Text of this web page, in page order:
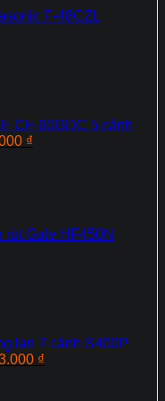
F‑48CZL
CF-60GDC 5 cánh
₫
rút Gale HF450N
lan 7 cánh S400P
₫